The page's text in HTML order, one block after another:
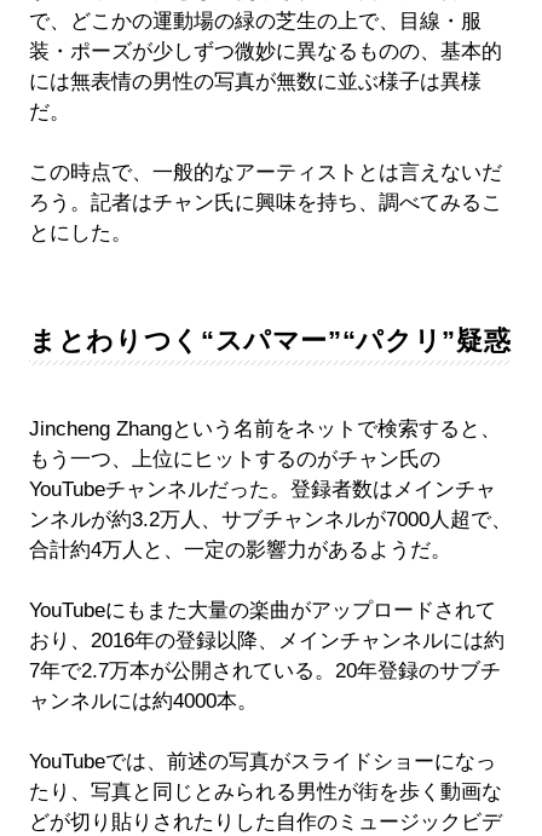
で、どこかの運動場の緑の芝生の上で、目線・服
装・ポーズが少しずつ微妙に異なるものの、基本的
には無表情の男性の写真が無数に並ぶ様子は異様
だ。
この時点で、一般的なアーティストとは言えないだ
ろう。記者はチャン氏に興味を持ち、調べてみるこ
とにした。
まとわりつく“スパマー”“パクリ”疑惑
Jincheng Zhangという名前をネットで検索すると、
もう一つ、上位にヒットするのがチャン氏の
YouTubeチャンネルだった。登録者数はメインチャ
ンネルが約3.2万人、サブチャンネルが7000人超で、
合計約4万人と、一定の影響力があるようだ。
YouTubeにもまた大量の楽曲がアップロードされて
おり、2016年の登録以降、メインチャンネルには約
7年で2.7万本が公開されている。20年登録のサブチ
ャンネルには約4000本。
YouTubeでは、前述の写真がスライドショーになっ
たり、写真と同じとみられる男性が街を歩く動画な
どが切り貼りされたりした自作のミュージックビデ